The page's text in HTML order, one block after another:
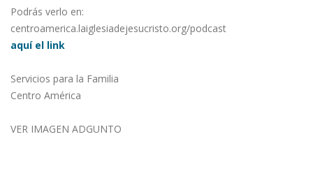
Podrás verlo en:
centroamerica.laiglesiadejesucristo.org/podcast
aquí el link
Servicios para la Familia
Centro América
VER IMAGEN ADGUNTO